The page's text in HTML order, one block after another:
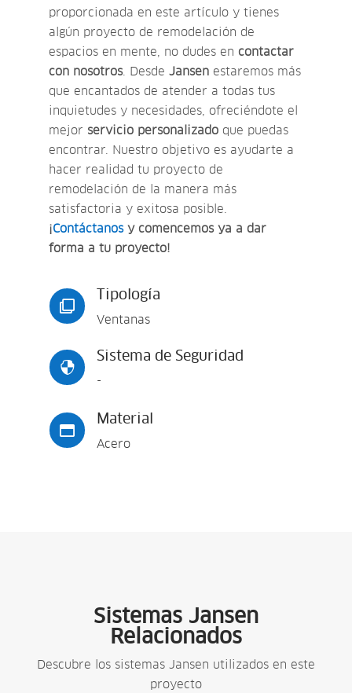
proporcionada en este artículo y tienes
algún proyecto de remodelación de
espacios en mente, no dudes en contactar
con nosotros. DesdeJansen estaremos más
que encantados de atender a todas tus
inquietudes y necesidades, ofreciéndote el
mejor servicio personalizado que puedas
encontrar. Nuestro objetivo es ayudarte a
hacer realidad tu proyecto de
remodelación de la manera más
satisfactoria y exitosa posible.
¡Contáctanosy comencemos ya a dar
forma a tu proyecto!

Tipología
Ventanas

Sistema de Seguridad
-

Material
Acero
Sistemas Jansen
Relacionados
Descubre los sistemas Jansen utilizados en este
proyecto